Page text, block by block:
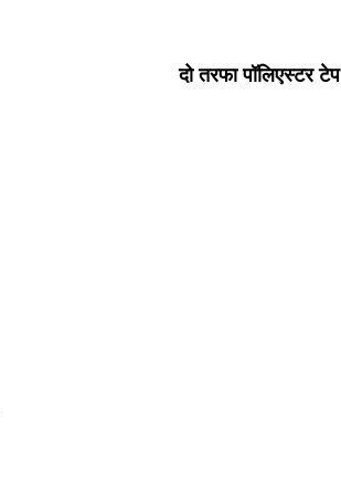
दो तरफा पॉलिएस्टर टेप